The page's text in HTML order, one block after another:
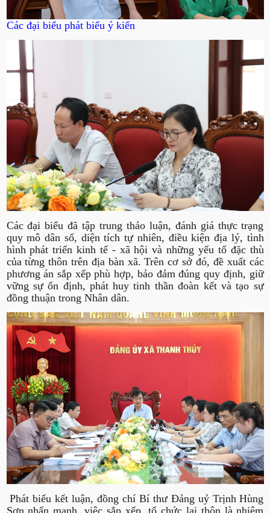
Các đại biểu phát biểu ý kiến
Các đại biểu đã tập trung thảo luận, đánh giá thực trạng
quy mô dân số, diện tích tự nhiên, điều kiện địa lý, tình
hình phát triển kinh tế - xã hội và những yếu tố đặc thù
của từng thôn trên địa bàn xã. Trên cơ sở đó, đề xuất các
phương án sắp xếp phù hợp, bảo đảm đúng quy định, giữ
vững sự ổn định, phát huy tinh thần đoàn kết và tạo sự
đồng thuận trong Nhân dân.
Phát biểu kết luận, đồng chí Bí thư Đảng uỷ Trịnh Hùng